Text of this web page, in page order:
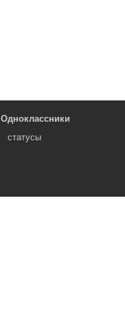
Одноклассники
статусы